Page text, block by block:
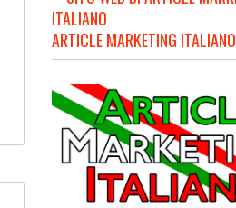
ARTICLE MARKETING ITALIANO